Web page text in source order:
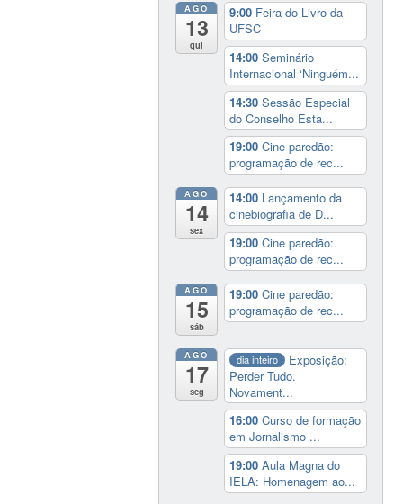
AGO
13
qui
9:00 Feira do Livro da
UFSC
14:00Seminário
Internacional ‘Ninguém...
14:30Sessão Especial
do Conselho Esta...
19:00Cine paredão:
programação de rec...
AGO
14
sex
14:00 Lançamento da
cinebiografia de D...
19:00Cine paredão:
programação de rec...
AGO
15
sáb
19:00Cine paredão:
programação de rec...
AGO
17
seg
dia inteiro
Exposição:
Perder Tudo.
Novament...
16:00Curso de formação
em Jornalismo ...
19:00Aula Magna do
IELA: Homenagem ao...